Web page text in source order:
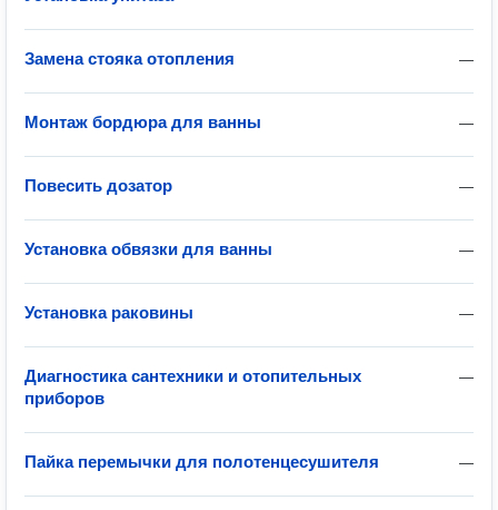
—
Замена стояка отопления
—
Монтаж бордюра для ванны
—
Повесить дозатор
—
Установка обвязки для ванны
—
Установка раковины
—
Диагностика сантехники и отопительных
приборов
—
Пайка перемычки для полотенцесушителя